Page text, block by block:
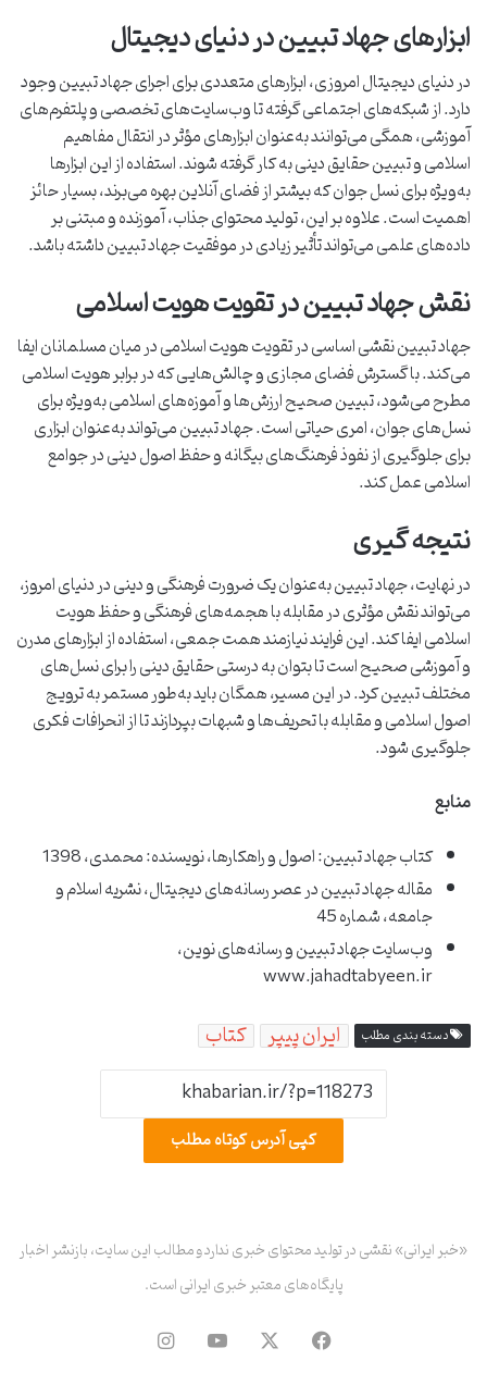
ابزارهای جهاد تبیین در دنیای دیجیتال
در دنیای دیجیتال امروزی، ابزارهای متعددی برای اجرای جهاد تبیین وجود
دارد. از شبکه‌های اجتماعی گرفته تا وب‌سایت‌های تخصصی و پلتفرم‌های
آموزشی، همگی می‌توانند به‌عنوان ابزارهای مؤثر در انتقال مفاهیم
اسلامی و تبیین حقایق دینی به کار گرفته شوند. استفاده از این ابزارها
به‌ویژه برای نسل جوان که بیشتر از فضای آنلاین بهره می‌برند، بسیار حائز
اهمیت است. علاوه بر این، تولید محتوای جذاب، آموزنده و مبتنی بر
داده‌های علمی می‌تواند تأثیر زیادی در موفقیت جهاد تبیین داشته باشد.
نقش جهاد تبیین در تقویت هویت اسلامی
جهاد تبیین نقشی اساسی در تقویت هویت اسلامی در میان مسلمانان ایفا
می‌کند. با گسترش فضای مجازی و چالش‌هایی که در برابر هویت اسلامی
مطرح می‌شود، تبیین صحیح ارزش‌ها و آموزه‌های اسلامی به‌ویژه برای
نسل‌های جوان، امری حیاتی است. جهاد تبیین می‌تواند به‌عنوان ابزاری
برای جلوگیری از نفوذ فرهنگ‌های بیگانه و حفظ اصول دینی در جوامع
اسلامی عمل کند.
نتیجه گیری
در نهایت، جهاد تبیین به‌عنوان یک ضرورت فرهنگی و دینی در دنیای امروز،
می‌تواند نقش مؤثری در مقابله با هجمه‌های فرهنگی و حفظ هویت
اسلامی ایفا کند. این فرایند نیازمند همت جمعی، استفاده از ابزارهای مدرن
و آموزشی صحیح است تا بتوان به درستی حقایق دینی را برای نسل‌های
مختلف تبیین کرد. در این مسیر، همگان باید به‌طور مستمر به ترویج
اصول اسلامی و مقابله با تحریف‌ها و شبهات بپردازند تا از انحرافات فکری
جلوگیری شود.
منابع
کتاب جهاد تبیین: اصول و راهکارها، نویسنده: محمدی، 1398
مقاله جهاد تبیین در عصر رسانه‌های دیجیتال، نشریه اسلام و
جامعه، شماره 45
وب‌سایت جهاد تبیین و رسانه‌های نوین،
www.jahadtabyeen.ir
دسته بندی مطلب ایران پیپر کتاب
کپی آدرس کوتاه مطلب
«خبر ایرانی» نقشی در تولید محتوای خبری ندارد و مطالب این سایت، بازنشر اخبار
پایگاه‌های معتبر خبری ایرانی است.
فیس
یوتیوباینستاگرام